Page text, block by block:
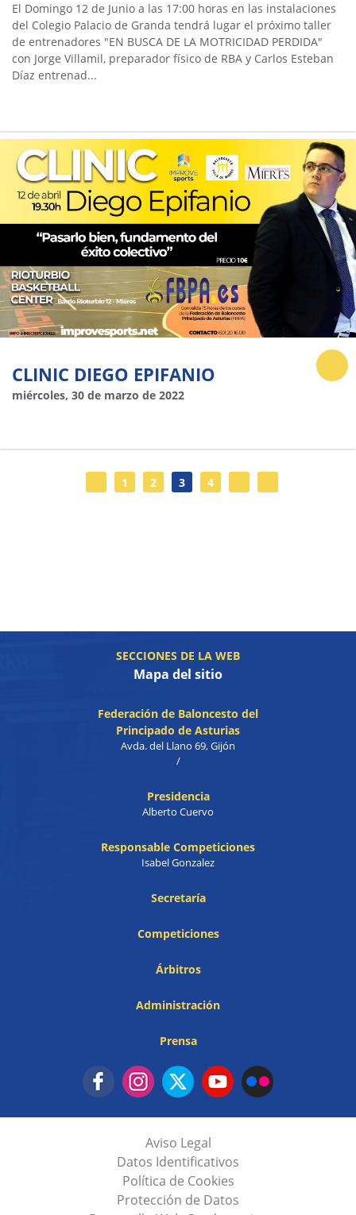
El Domingo 12 de Junio a las 17:00 horas en las instalaciones
del Colegio Palacio de Granda tendrá lugar el próximo taller
de entrenadores "EN BUSCA DE LA MOTRICIDAD PERDIDA"
con Jorge Villamil, preparador físico de RBA y Carlos Esteban
Díaz entrenad...
CLINIC DIEGO EPIFANIO
miércoles, 30 de marzo de 2022
1 2 3 4
SECCIONES DE LA WEB
Mapa del sitio
Federación de Baloncesto del
Principado de Asturias
Avda. del Llano 69, Gijón
/
Presidencia
Alberto Cuervo
Responsable Competiciones
Isabel Gonzalez
Secretaría
Competiciones
Árbitros
Administración
Prensa
Aviso Legal
Datos Identificativos
Política de Cookies
Protección de Datos